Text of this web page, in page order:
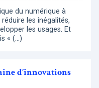
du numérique à
les inégalités,
les usages. Et
« (…)
d’innovations